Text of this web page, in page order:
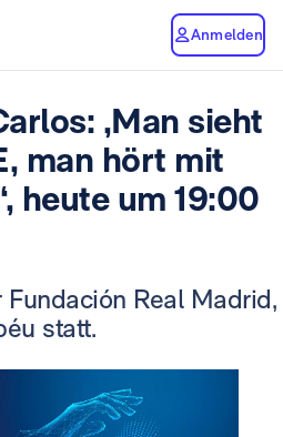
Anmelden
‚Man sieht
man hört mit
heute um 19:00
Real Madrid,
statt.